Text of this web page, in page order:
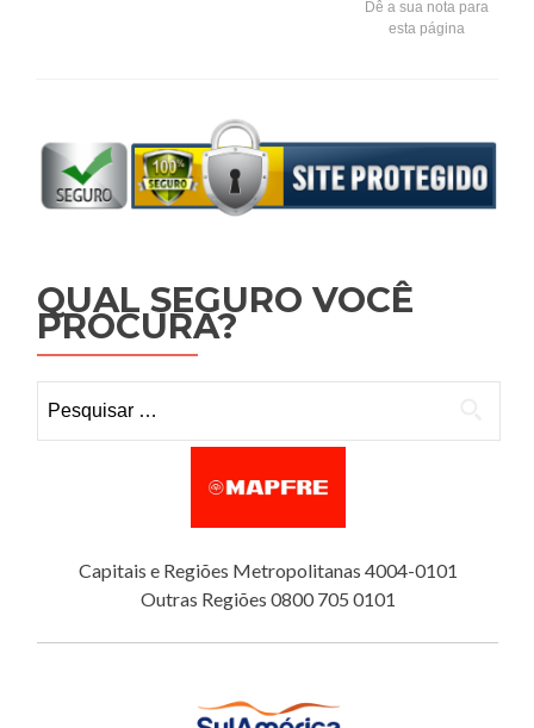
Dê a sua nota para
esta página
QUAL SEGURO VOCÊ
PROCURA?
Capitais e Regiões Metropolitanas 4004-0101
Outras Regiões 0800 705 0101